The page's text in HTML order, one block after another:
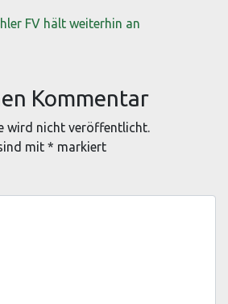
FV hält weiterhin an
Kommentar
wird nicht veröffentlicht.
mit * markiert